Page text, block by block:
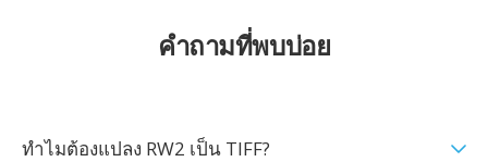
คำถามที่พบบ่อย
ทำไมต้องแปลง RW2 เป็น TIFF?